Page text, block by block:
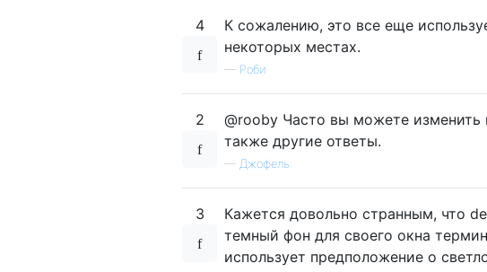
4
К сожалению, это все еще
некоторых местах.
— Роби
2
@rooby Часто вы можете изменить
также другие ответы.
— Джофель
3
Кажется довольно странным, что
темный фон для своего окна
использует предположение о